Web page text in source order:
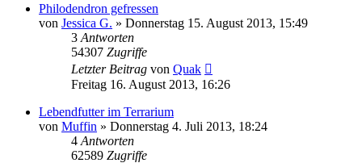
Philodendron gefressen
von Jessica G. » Donnerstag 15. August 2013, 15:49
3 Antworten
54307 Zugriffe
Letzter Beitrag von Quak
Freitag 16. August 2013, 16:26
Lebendfutter im Terrarium
von Muffin » Donnerstag 4. Juli 2013, 18:24
4 Antworten
62589 Zugriffe